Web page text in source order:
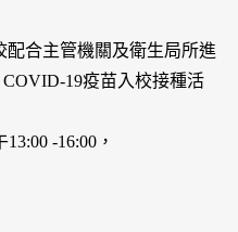
配合主管機關及衛生局所進
19疫苗入校接種活
-16:00，